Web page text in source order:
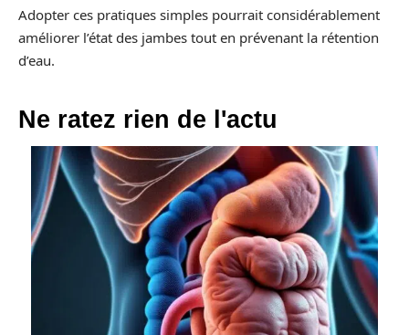
Adopter ces pratiques simples pourrait considérablement
améliorer l’état des jambes tout en prévenant la rétention
d’eau.
Ne ratez rien de l'actu